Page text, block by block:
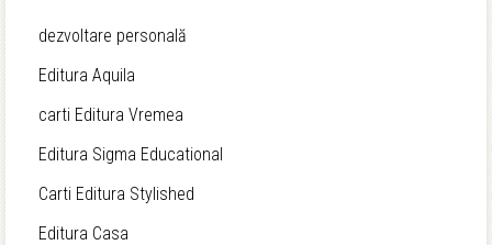
dezvoltare personală
Editura Aquila
carti Editura Vremea
Editura Sigma Educational
Carti Editura Stylished
Editura Casa